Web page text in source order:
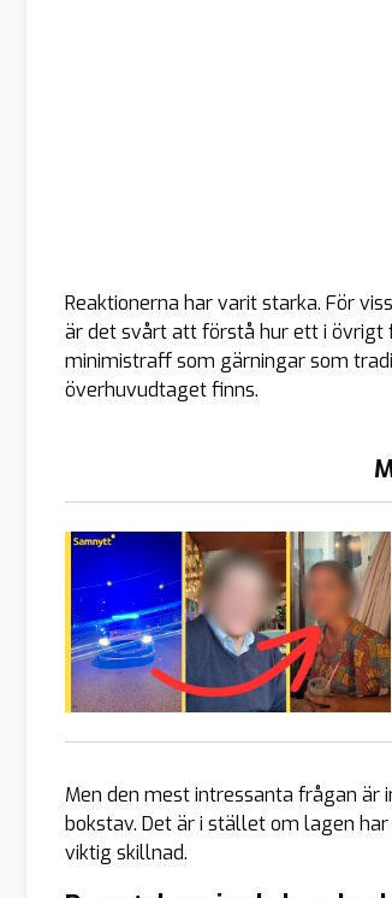
Reaktionerna har varit starka. För
är det svårt att förstå hur ett i
minimistraff som gärningar som
överhuvudtaget finns.
Men den mest intressanta frågan
bokstav. Det är i stället om lagen
viktig skillnad.